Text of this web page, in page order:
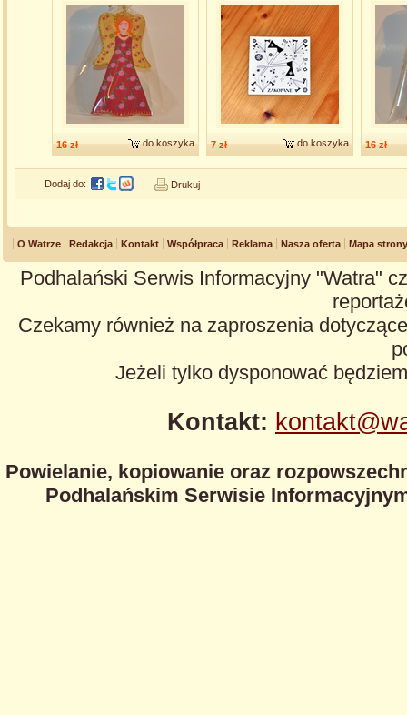
16 zł do koszyka 7 zł do koszyka 16 zł
Dodaj do: Drukuj
O Watrze Redakcja Kontakt Współpraca Reklama Nasza oferta Mapa strony
Podhalański Serwis Informacyjny "Watra"
Czekamy również na zaproszenia
Jeżeli tylko dysponować
Kontakt:
Powielanie, kopiowanie oraz
Podhalańskim Serwisie